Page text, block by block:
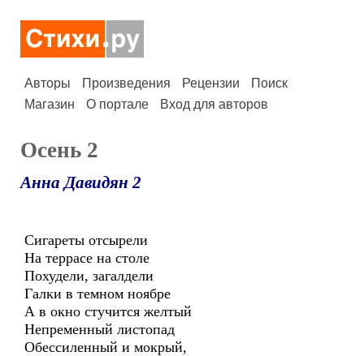
Авторы Произведения Рецензии
Поиск
Магазин
О портале Вход для авторов
Осень 2
Анна Давидян 2
Сигареты отсырели
На террасе на столе
Похудели, загалдели
Галки в темном ноябре
А в окно стучится желтый
Непременный листопад
Обессиленный и мокрый,